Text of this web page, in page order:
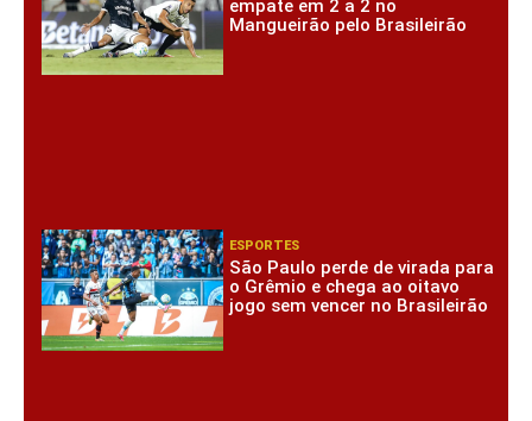
empate em 2 a 2 no
Mangueirão pelo Brasileirão
ESPORTES
São Paulo perde de virada para
o Grêmio e chega ao oitavo
jogo sem vencer no Brasileirão